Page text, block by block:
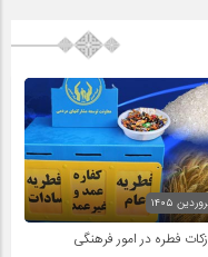
فطره در امور فرهنگی